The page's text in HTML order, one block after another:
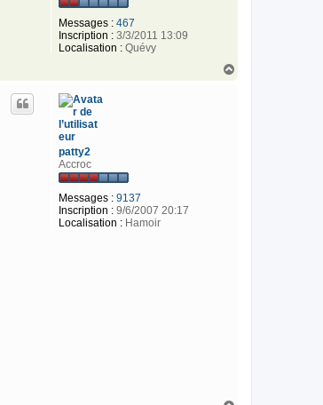
Messages : 467
Inscription : 3/3/2011 13:09
Localisation : Quévy
patty2
Accroc
Messages : 9137
Inscription : 9/6/2007 20:17
Localisation : Hamoir